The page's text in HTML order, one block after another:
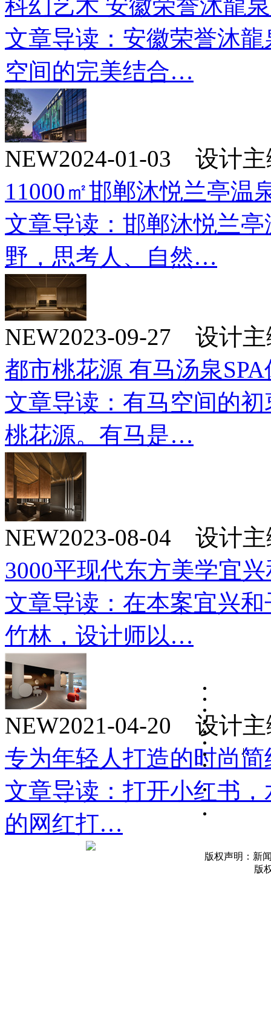
科幻艺术 安徽荣誉沐龍
文章导读：安徽荣誉沐
空间的完美结合…
NEW2024-01-03 设计
11000㎡邯郸沐悦兰亭温
文章导读：邯郸沐悦兰
野，思考人、自然…
NEW2023-09-27 设计
都市桃花源 有马汤泉
文章导读：有马空间的
桃花源。有马是…
NEW2023-08-04 设计
3000平现代东方美学宜
文章导读：在本案宜兴
竹林，设计师以…
NEW2021-04-20 设计
专为年轻人打造的时尚
文章导读：打开小红书
的网红打…
版权声明：新
版